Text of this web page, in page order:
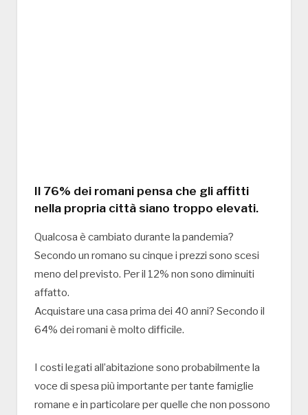
Il 76% dei romani pensa che gli affitti
nella propria città siano troppo elevati.
Qualcosa è cambiato durante la pandemia?
Secondo un romano su cinque i prezzi sono scesi
meno del previsto. Per il 12% non sono diminuiti
affatto.
Acquistare una casa prima dei 40 anni? Secondo il
64% dei romani è molto difficile.
I costi legati all’abitazione sono probabilmente la
voce di spesa più importante per tante famiglie
romane e in particolare per quelle che non possono